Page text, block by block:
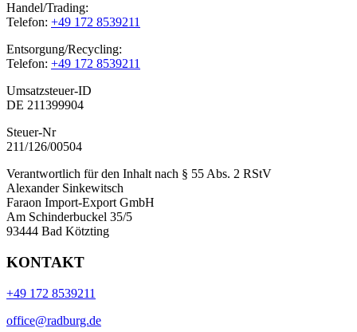
Handel/Trading:
Telefon: +49 172 8539211
Entsorgung/Recycling:
Telefon: +49 172 8539211
Umsatzsteuer-ID
DE 211399904
Steuer-Nr
211/126/00504
Verantwortlich für den Inhalt nach § 55 Abs. 2 RStV
Alexander Sinkewitsch
Faraon Import-Export GmbH
Am Schinderbuckel 35/5
93444 Bad Kötzting
KONTAKT
+49 172 8539211
office@radburg.de